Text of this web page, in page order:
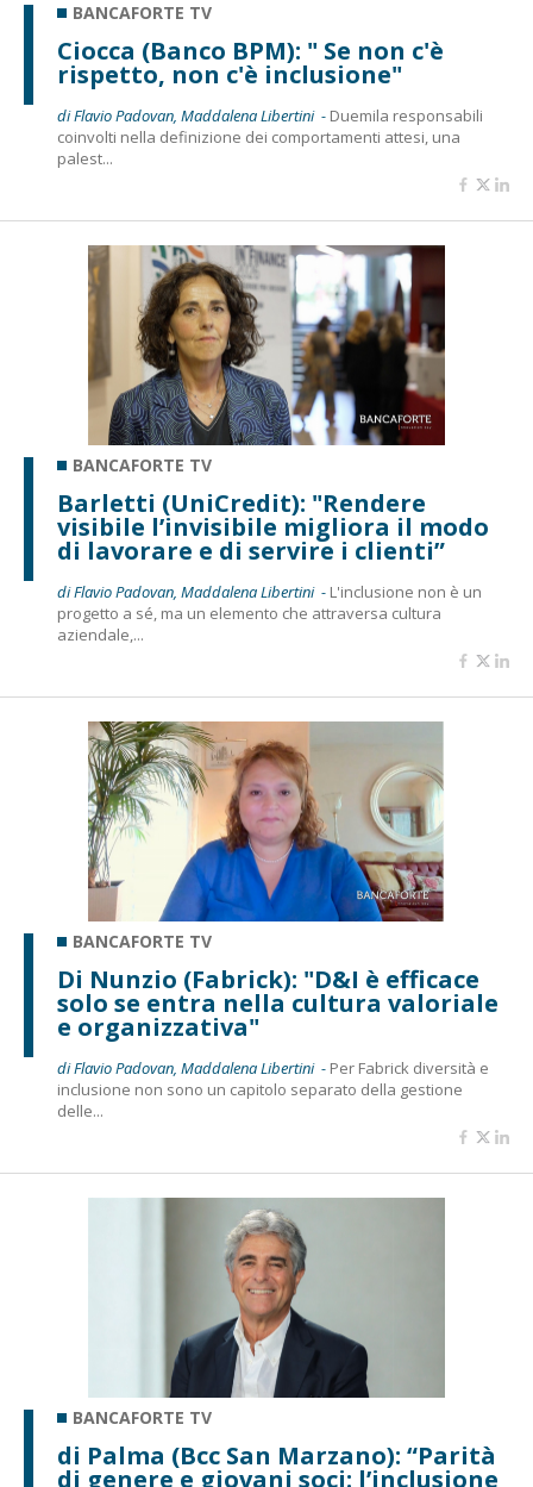
BANCAFORTE TV
Ciocca (Banco BPM): " Se non c'è
rispetto, non c'è inclusione"
di Flavio Padovan, Maddalena Libertini - Duemila responsabili
coinvolti nella definizione dei comportamenti attesi, una
palest...
BANCAFORTE TV
Barletti (UniCredit): "Rendere
visibile l’invisibile migliora il modo
di lavorare e di servire i clienti”
di Flavio Padovan, Maddalena Libertini - L'inclusione non è un
progetto a sé, ma un elemento che attraversa cultura
aziendale,...
BANCAFORTE TV
Di Nunzio (Fabrick): "D&I è efficace
solo se entra nella cultura valoriale
e organizzativa"
di Flavio Padovan, Maddalena Libertini - Per Fabrick diversità e
inclusione non sono un capitolo separato della gestione
delle...
BANCAFORTE TV
di Palma (Bcc San Marzano): “Parità
di genere e giovani soci: l’inclusione